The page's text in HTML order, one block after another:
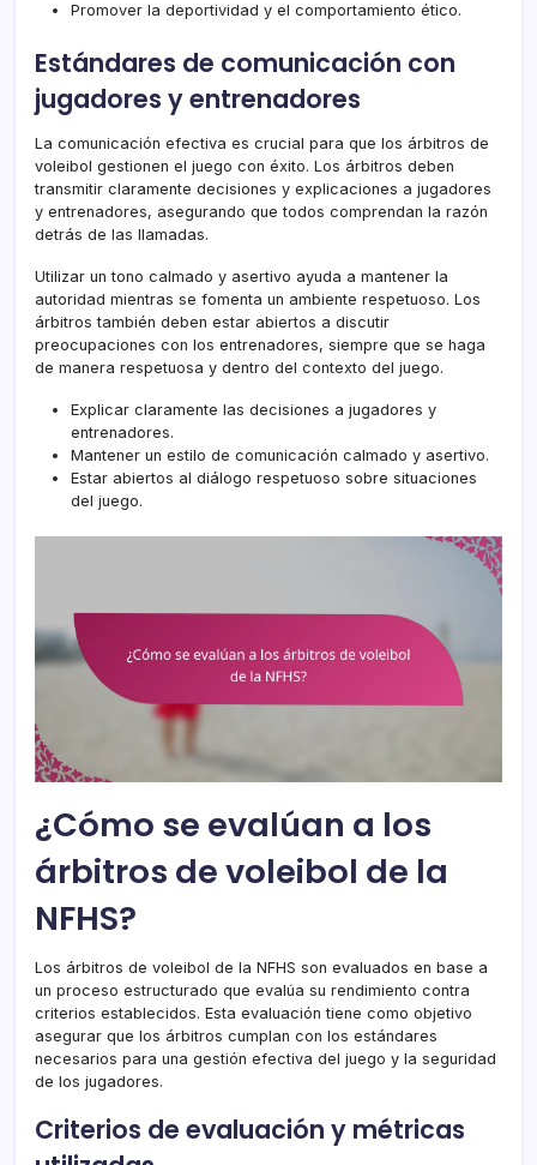
Promover la deportividad y el comportamiento ético.
Estándares de comunicación con
jugadores y entrenadores
La comunicación efectiva es crucial para que los árbitros de
voleibol gestionen el juego con éxito. Los árbitros deben
transmitir claramente decisiones y explicaciones a jugadores
y entrenadores, asegurando que todos comprendan la razón
detrás de las llamadas.
Utilizar un tono calmado y asertivo ayuda a mantener la
autoridad mientras se fomenta un ambiente respetuoso. Los
árbitros también deben estar abiertos a discutir
preocupaciones con los entrenadores, siempre que se haga
de manera respetuosa y dentro del contexto del juego.
Explicar claramente las decisiones a jugadores y
entrenadores.
Mantener un estilo de comunicación calmado y asertivo.
Estar abiertos al diálogo respetuoso sobre situaciones
del juego.
¿Cómo se evalúan a los
árbitros de voleibol de la
NFHS?
Los árbitros de voleibol de la NFHS son evaluados en base a
un proceso estructurado que evalúa su rendimiento contra
criterios establecidos. Esta evaluación tiene como objetivo
asegurar que los árbitros cumplan con los estándares
necesarios para una gestión efectiva del juego y la seguridad
de los jugadores.
Criterios de evaluación y métricas